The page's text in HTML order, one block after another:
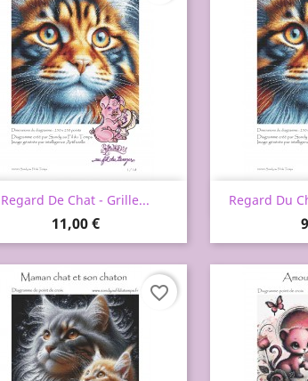
Regard De Chat - Grille...
Prix
11,00 €
Aperçu rapide Regard Du

favorite_border